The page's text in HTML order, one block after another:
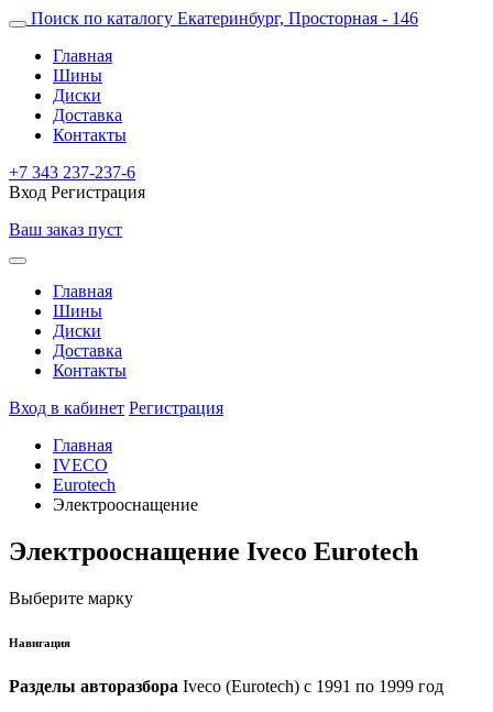
Поиск по каталогу Екатеринбург, Просторная - 146
Главная
Шины
Диски
Доставка
Контакты
+7 343 237-237-6
Вход Регистрация
Ваш заказ пуст
Главная
Шины
Диски
Доставка
Контакты
Вход в кабинет Регистрация
Главная
IVECO
Eurotech
Электрооснащение
Электрооснащение Iveco Eurotech
Выберите марку
Навигация
Разделы авторазбора Iveco (Eurotech) с 1991 по 1999 год